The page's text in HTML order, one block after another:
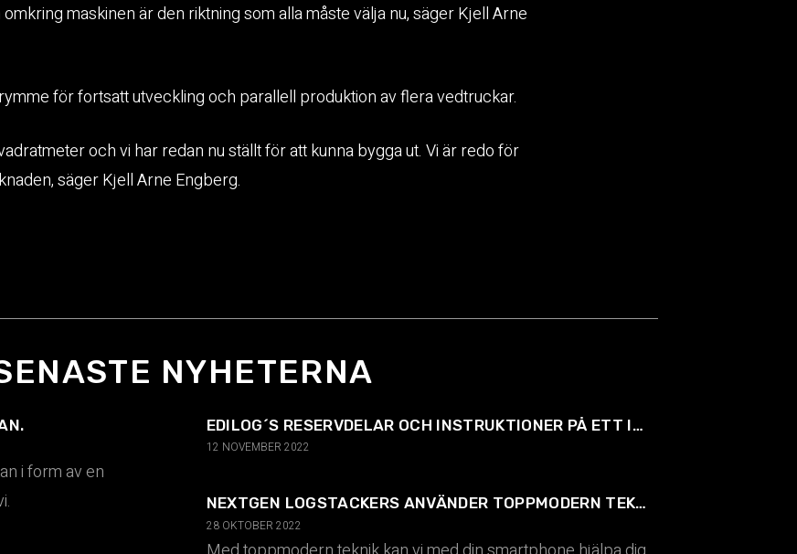
maskinen är den riktning som alla måste välja nu, säger Kjell Arne
för fortsatt utveckling och parallell produktion av flera vedtruckar.
och vi har redan nu ställt för att kunna bygga ut. Vi är redo för
säger Kjell Arne Engberg.
NYHETERNA
i form av en
EDILOG´S RESERVDELAR OCH INSTRUKTIONER PÅ ETT INTUITIVT SÄTT
12 NOVEMBER 2022
NEXTGEN LOGSTACKERS ANVÄNDER TOPPMODERN TEKNIK
28 OKTOBER 2022